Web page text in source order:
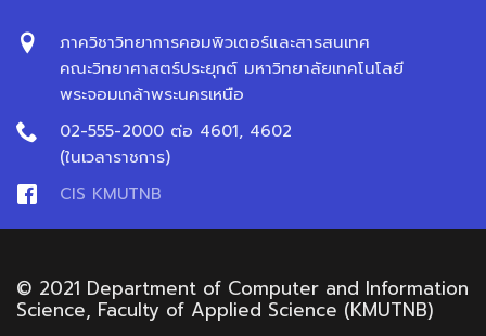
ภาควิชาวิทยาการคอมพิวเตอร์และสารสนเทศ
คณะวิทยาศาสตร์ประยุกต์ มหาวิทยาลัยเทคโนโลยี
พระจอมเกล้าพระนครเหนือ
02-555-2000 ต่อ 4601, 4602
(ในเวลาราชการ)
CIS KMUTNB
© 2021 Department of Computer and Information
Science, Faculty of Applied Science (KMUTNB)